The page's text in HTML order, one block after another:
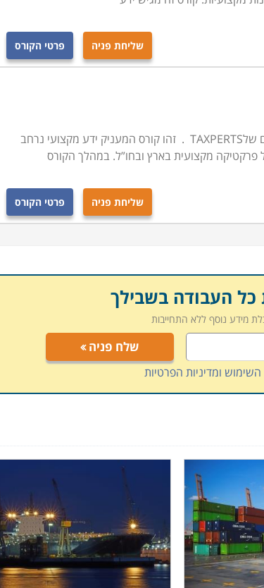
שליחת פניה פרטי הקורס
הקורס מעודכן לרפורמה ולחידושים בשיתוף מומחי המיסים שלTAXPERTS . זהו קורס המעניק ידע מקצועי נרחב
פרקטיקה מקצועית בארץ ובחו”ל. במהלך הקורס
שליחת פניה פרטי הקורס
העבודה בשבילך
מידע נוסף ללא התחייבות
שלח פניה
ומדיניות הפרטיות